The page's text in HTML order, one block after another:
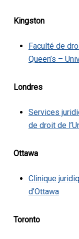
Kingston
Faculté de
Queen’s –
Londres
Services
de droit de
Ottawa
Clinique
d’Ottawa
Toronto